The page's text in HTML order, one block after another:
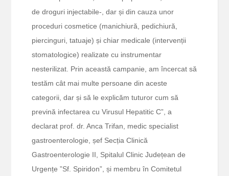
de droguri injectabile-, dar și din cauza unor
proceduri cosmetice (manichiură, pedichiură,
piercinguri, tatuaje) și chiar medicale (intervenții
stomatologice) realizate cu instrumentar
nesterilizat. Prin această campanie, am încercat să
testăm cât mai multe persoane din aceste
categorii, dar și să le explicăm tuturor cum să
prevină infectarea cu Virusul Hepatitic C”, a
declarat prof. dr. Anca Trifan, medic specialist
gastroenterologie, șef Secția Clinică
Gastroenterologie II, Spitalul Clinic Județean de
Urgențe ”Sf. Spiridon”, și membru în Comitetul